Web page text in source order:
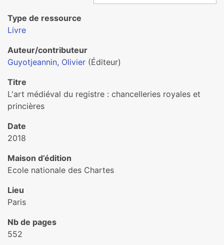
Type de ressource
Livre
Auteur/contributeur
Guyotjeannin, Olivier (Éditeur)
Titre
L'art médiéval du registre : chancelleries royales et
princières
Date
2018
Maison d’édition
Ecole nationale des Chartes
Lieu
Paris
Nb de pages
552